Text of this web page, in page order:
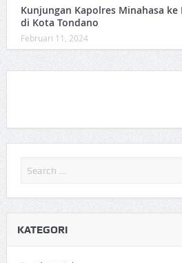
Kunjungan Kapolres Minahasa ke
di Kota Tondano
Februari 11, 2024
KATEGORI